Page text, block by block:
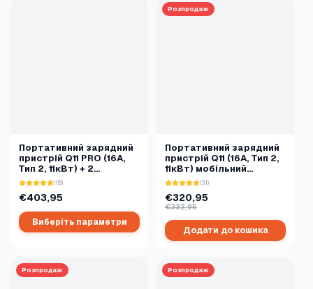
Портативний зарядний
пристрій Q11 PRO (16A,
Тип 2, 11кВт) + 2
адаптери
(18)
€403,95
Виберіть параметри
Розпродаж
Портативний зарядний
пристрій Q11 (16A, Тип 2,
11кВт) мобільний
додаток
(31)
€320,95
€332,95
Додати до кошика
Розпродаж Розпродаж